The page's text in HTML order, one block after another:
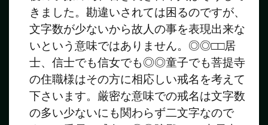
きました。勘違いされては困るのですが、
文字数が少ないから故人の事を表現出来な
いという意味ではありません。◎◎□□居
士、信士でも信女でも◎◎童子でも菩提寺
の住職様はその方に相応しい戒名を考えて
下さいます。厳密な意味での戒名は文字数
の多い少ないにも関わらず二文字なので